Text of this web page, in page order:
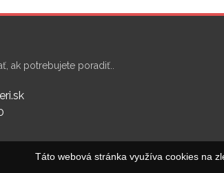
ak potrebujete poradiť..
Táto webová stránka využíva cookies na